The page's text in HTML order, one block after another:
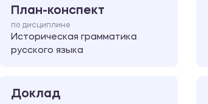
План-конспект
по дисциплине
Историческая грамматика
русского языка
Доклад